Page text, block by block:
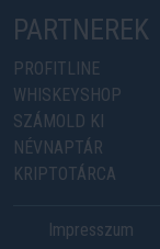
PARTNEREK
PROFITLINE
WHISKEYSHOP
SZÁMOLD KI
NÉVNAPTÁR
KRIPTOTÁRCA
Impresszum